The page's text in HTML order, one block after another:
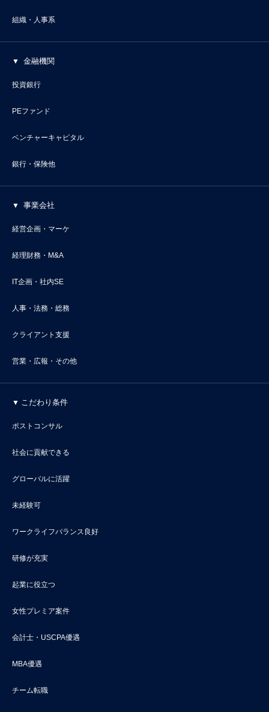
組織・人事系
金融機関
投資銀行
PEファンド
ベンチャーキャピタル
銀行・保険他
事業会社
経営企画・マーケ
経理財務・M&A
IT企画・社内SE
人事・法務・総務
クライアント支援
営業・広報・その他
こだわり条件
ポストコンサル
社会に貢献できる
グローバルに活躍
未経験可
ワークライフバランス良好
研修が充実
起業に役立つ
女性プレミア案件
会計士・USCPA優遇
MBA優遇
チーム転職